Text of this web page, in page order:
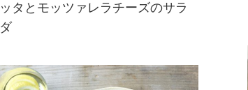
いたパンチェッタのうまみに、くる
みの香ばしさがアクセント！バルサ
ッタとモッツァレラチーズのサラ
ダ